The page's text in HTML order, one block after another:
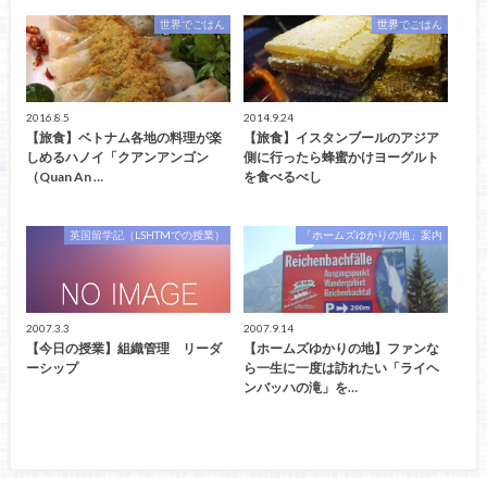
世界でごはん
2016.8.5
【旅食】ベトナム各地の料理が楽
しめるハノイ「クアンアンゴン
（Quan An …
世界でごはん
2014.9.24
【旅食】イスタンブールのアジア
側に行ったら蜂蜜かけヨーグルト
を食べるべし
英国留学記（LSHTMでの授業）
2007.3.3
【今日の授業】組織管理 リーダ
ーシップ
「ホームズゆかりの地」案内
2007.9.14
【ホームズゆかりの地】ファンな
ら一生に一度は訪れたい「ライヘ
ンバッハの滝」を…